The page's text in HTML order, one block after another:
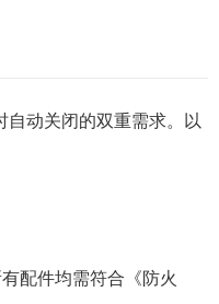
动关闭的双重需求。以
配件均需符合《防火